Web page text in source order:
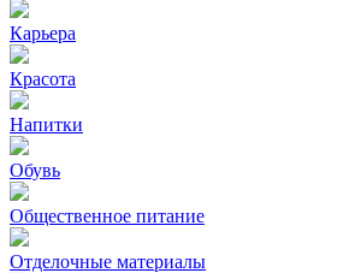
Карьера
Красота
Напитки
Обувь
Общественное питание
Отделочные материалы